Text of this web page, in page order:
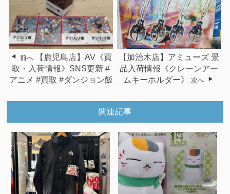
前へ
【鹿児島店】AV《買
取・入荷情報》SNS更新 #
アニメ #買取 #ダンジョン飯
【加治木店】アミューズ 景
品入荷情報《クレーンアー
ムキーホルダー》
次へ
関連記事